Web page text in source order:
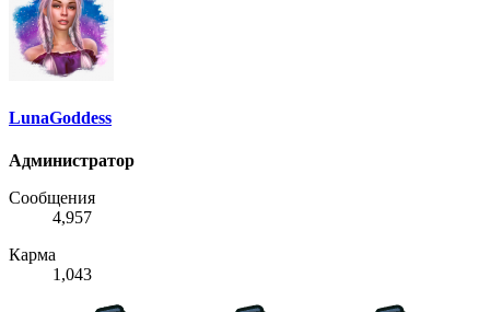
LunaGoddess
Администратор
Сообщения
4,957
Карма
1,043